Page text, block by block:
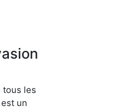
tous les
un